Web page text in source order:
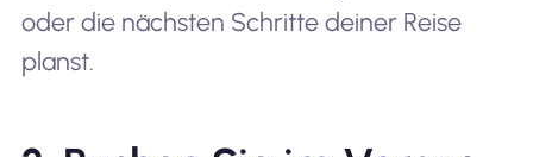
oder die nächsten Schritte deiner Reise
planst.